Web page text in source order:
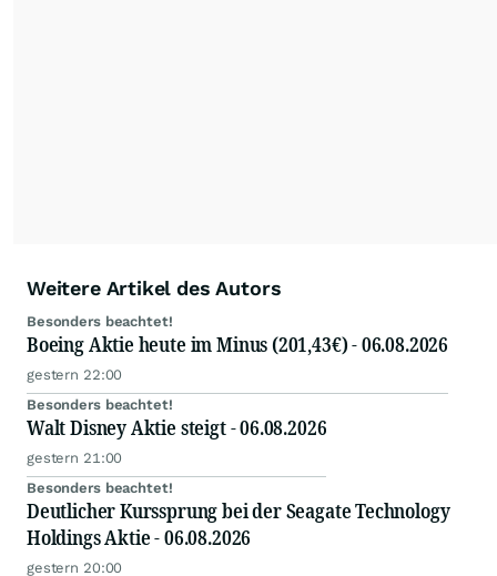
Weitere Artikel des Autors
Besonders beachtet!
Boeing Aktie heute im Minus (201,43€) - 06.08.2026
gestern 22:00
Besonders beachtet!
Walt Disney Aktie steigt - 06.08.2026
gestern 21:00
Besonders beachtet!
Deutlicher Kurssprung bei der Seagate Technology
Holdings Aktie - 06.08.2026
gestern 20:00